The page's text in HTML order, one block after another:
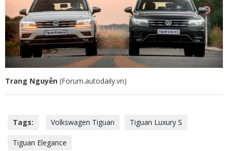
Trang Nguyễn (Forum.autodaily.vn)
Tags: Volkswagen Tiguan Tiguan Luxury S
Tiguan Elegance